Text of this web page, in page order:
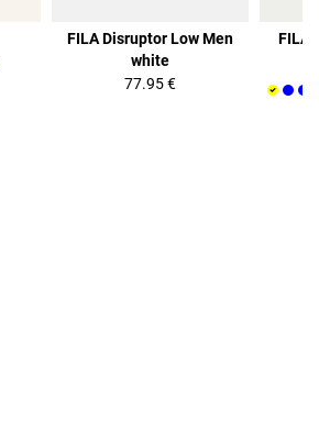
FILA Disruptor Low Men
white
77.95 €
FILA